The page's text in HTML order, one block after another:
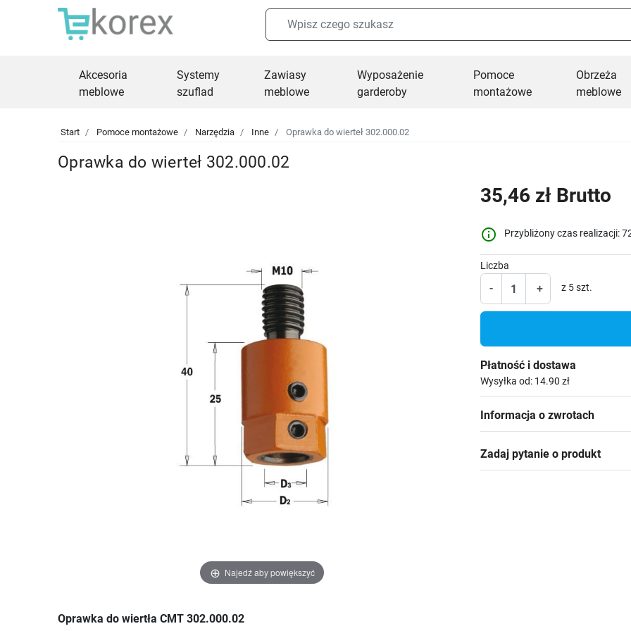
Akcesoria
meblowe
Systemy
szuflad
Zawiasy
meblowe
Wyposażenie
garderoby
Pomoce
montażowe
Obrzeża
meblowe
Start Pomoce montażowe Narzędzia Inne Oprawka do wierteł 302.000.02
Oprawka do wierteł 302.000.02
Najedź aby powiększyć
35,46 zł Brutto
info_outline Przybliżony czas realizacji:
Liczba
- + z 5 szt.
Płatność i dostawa
Wysyłka od: 14.90 zł
Informacja o zwrotach
Zadaj pytanie o produkt
Oprawka do wiertła CMT 302.000.02